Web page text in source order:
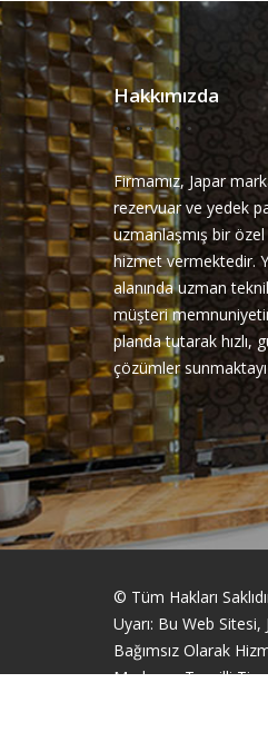
Hakkımızda
Firmamız, Japar
rezervuar ve yedek
uzmanlaşmış bir
hizmet vermektedir.
alanında uzman
müşteri
planda tutarak hızlı,
çözümler
© Tüm Hakları
Uyarı: Bu Web
Bağımsız Olarak
Markanın Tescilli